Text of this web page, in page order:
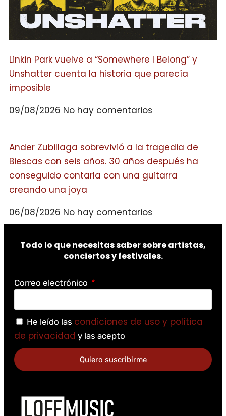
Linkin Park vuelve a “Somewhere I Belong” y
Unshatter cuenta la historia que parecía
imposible
09/08/2026 No hay comentarios
Ander Zubillaga sobrevivió a la tragedia de
Biescas con seis años. 30 años después ha
conseguido contarla con una guitarra
creando una joya
06/08/2026 No hay comentarios
Todo lo que necesitas saber sobre artistas,
conciertos y festivales.
Correo electrónico
He leído las condiciones de uso y política
de privacidad y las acepto
Quiero suscribirme